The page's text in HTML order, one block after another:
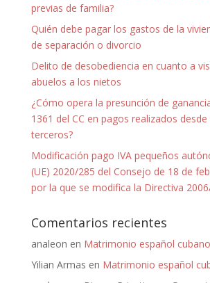
previas de familia?
Quién debe pagar los gastos de la
de separación o divorcio
Delito de desobediencia en cuanto a
abuelos a los nietos
¿Cómo opera la presunción de
1361 del CC en pagos realizados
terceros?
Modificación pago IVA pequeños
(UE) 2020/285 del Consejo de 18 de
por la que se modifica la Directiva
Comentarios recientes
analeon en Matrimonio español
Yilian Armas en Matrimonio español